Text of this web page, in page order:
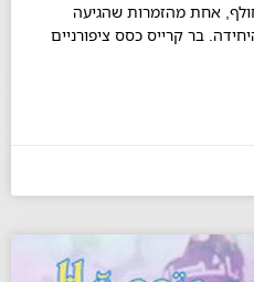
אחת מהזמרות שהגיעה
בר קרייס כסס ציפורניים